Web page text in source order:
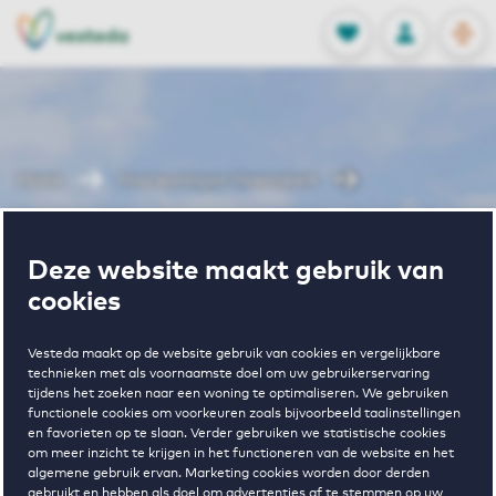
Deze website maakt gebruik van
cookies
Vesteda maakt op de website gebruik van cookies en vergelijkbare
technieken met als voornaamste doel om uw gebruikerservaring
tijdens het zoeken naar een woning te optimaliseren. We gebruiken
functionele cookies om voorkeuren zoals bijvoorbeeld taalinstellingen
en favorieten op te slaan. Verder gebruiken we statistische cookies
om meer inzicht te krijgen in het functioneren van de website en het
algemene gebruik ervan. Marketing cookies worden door derden
FAVORIETEN
Opgeslagen
INLOGGEN
NL
EN
Wonen in
Poelmanstraat